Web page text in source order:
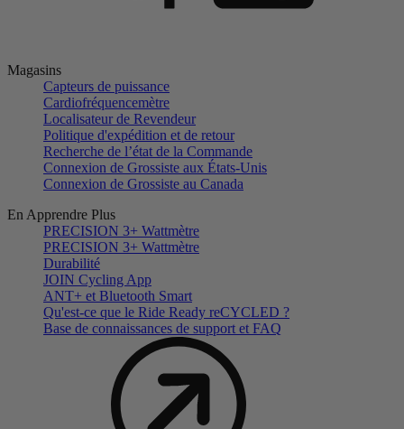
Magasins
Capteurs de puissance
Cardiofréquencemètre
Localisateur de Revendeur
Politique d'expédition et de retour
Recherche de l’état de la Commande
Connexion de Grossiste aux États-Unis
Connexion de Grossiste au Canada
En Apprendre Plus
PRECISION 3+ Wattmètre
PRECISION 3+ Wattmètre
Durabilité
JOIN Cycling App
ANT+ et Bluetooth Smart
Qu'est-ce que le Ride Ready reCYCLED ?
Base de connaissances de support et FAQ